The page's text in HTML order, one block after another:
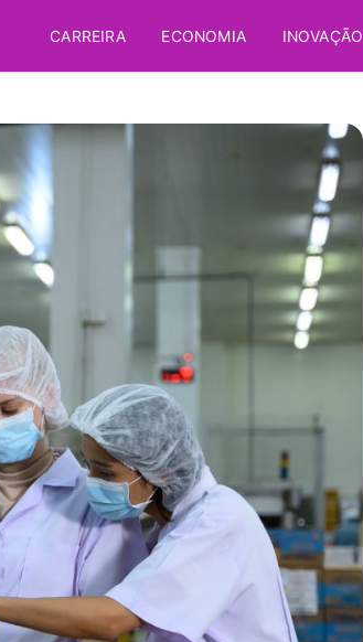
CARREIRA ECONOMIA INOVAÇÃO